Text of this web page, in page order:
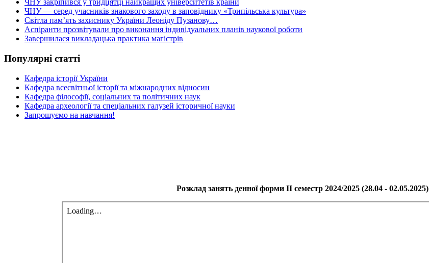
ЧНУ закріпився у тридцятці найкращих університетів країни
ЧНУ — серед учасників знакового заходу в заповіднику «Трипільська культура»
Світла пам’ять захиснику України Леоніду Пузанову…
Аспіранти прозвітували про виконання індивідуальних планів наукової роботи
Завершилася викладацька практика магістрів
Популярні статті
Кафедра історії України
Кафедра всесвітньої історії та міжнародних відносин
Кафедра філософії, соціальних та політичних наук
Кафедра археології та спеціальних галузей історичної науки
Запрошуємо на навчання!
Розклад занять денної форми ІІ семестр 2024/2025 (28.04 - 02.05.2025)